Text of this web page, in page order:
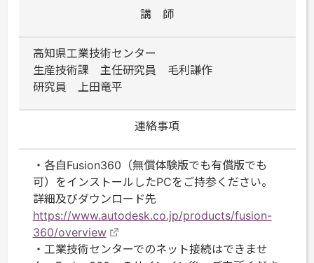
講 師
高知県工業技術センター
生産技術課 主任研究員 毛利謙作
研究員 上田竜平
連絡事項
・各自Fusion360（無償体験版でも有償版でも
可）をインストールしたPCをご持参ください。
詳細及びダウンロード先
https://www.autodesk.co.jp/products/fusion-
360/overview
・工業技術センターでのネット接続はできませ